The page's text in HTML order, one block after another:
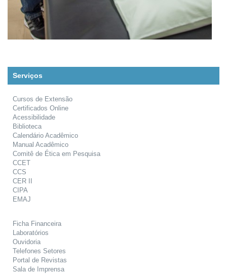
Serviços
Cursos de Extensão
Certificados Online
Acessibilidade
Biblioteca
Calendário Acadêmico
Manual Acadêmico
Comitê de Ética em Pesquisa
CCET
CCS
CER II
CIPA
EMAJ
Ficha Financeira
Laboratórios
Ouvidoria
Telefones Setores
Portal de Revistas
Sala de Imprensa